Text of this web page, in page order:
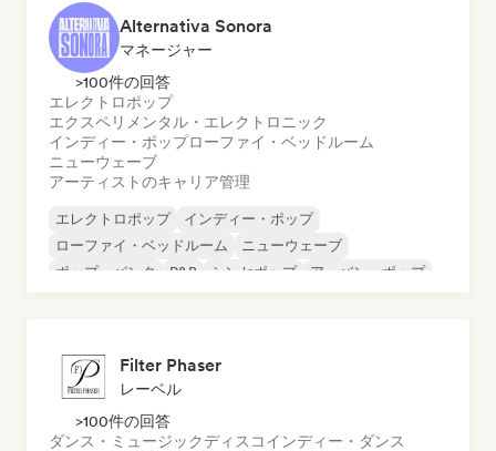
Alternativa Sonora
マネージャー
>100件の回答
エレクトロポップ
エクスペリメンタル・エレクトロニック
インディー・ポップローファイ・ベッドルーム
ニューウェーブ
アーティストのキャリア管理
エレクトロポップ
インディー・ポップ
ローファイ・ベッドルーム
ニューウェーブ
ポップ・パンク
R&B シンセポップ アーバン・ポップ
Filter Phaser
レーベル
>100件の回答
ダンス・ミュージックディスコインディー・ダンス